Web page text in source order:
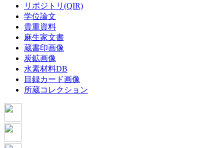
リポジトリ(QIR)
学位論文
貴重資料
麻生家文書
蔵書印画像
炭鉱画像
水素材料DB
目録カード画像
所蔵コレクション